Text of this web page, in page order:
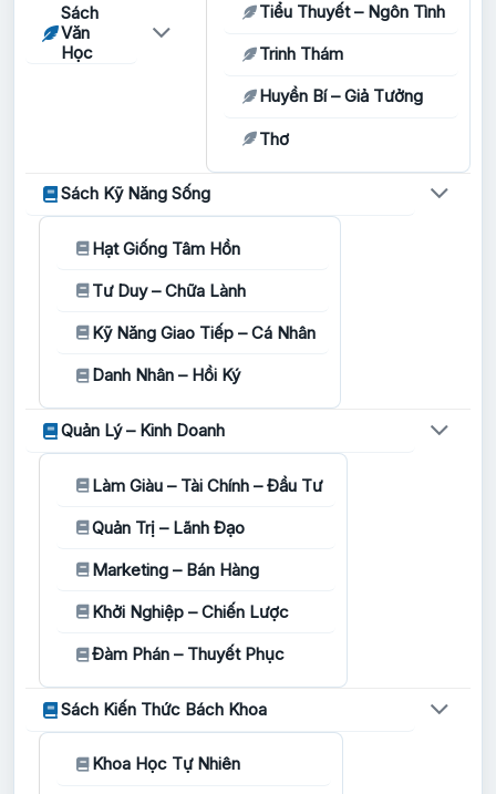
Sách
Văn
Học
Tiểu Thuyết – Ngôn Tình
Trinh Thám
Huyền Bí – Giả Tưởng
Thơ
Sách Kỹ Năng Sống
Hạt Giống Tâm Hồn
Tư Duy – Chữa Lành
Kỹ Năng Giao Tiếp – Cá Nhân
Danh Nhân – Hồi Ký
Quản Lý – Kinh Doanh
Làm Giàu – Tài Chính – Đầu Tư
Quản Trị – Lãnh Đạo
Marketing – Bán Hàng
Khởi Nghiệp – Chiến Lược
Đàm Phán – Thuyết Phục
Sách Kiến Thức Bách Khoa
Khoa Học Tự Nhiên